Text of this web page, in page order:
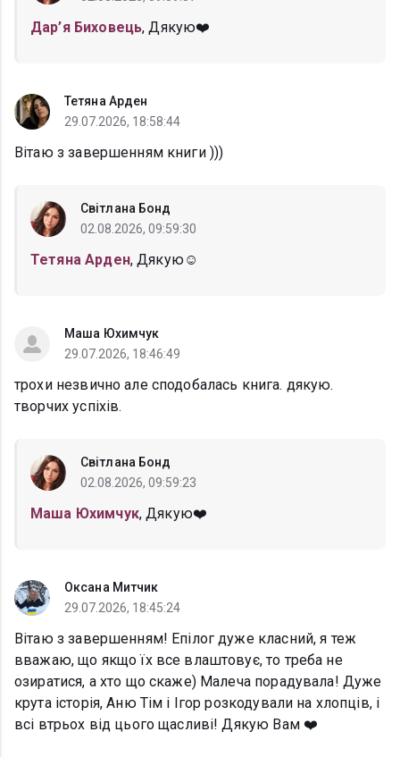
Дар’я Биховець, Дякую❤️
Тетяна Арден
29.07.2026, 18:58:44
Вітаю з завершенням книги )))
Світлана Бонд
02.08.2026, 09:59:30
Тетяна Арден, Дякую☺️
Маша Юхимчук
29.07.2026, 18:46:49
трохи незвично але сподобалась книга. дякую.
творчих успіхів.
Світлана Бонд
02.08.2026, 09:59:23
Маша Юхимчук, Дякую❤️
Оксана Митчик
29.07.2026, 18:45:24
Вітаю з завершенням! Епілог дуже класний, я теж
вважаю, що якщо їх все влаштовує, то треба не
озиратися, а хто що скаже) Малеча порадувала! Дуже
крута історія, Аню Тім і Ігор розкодували на хлопців, і
всі втрьох від цього щасливі! Дякую Вам ❤️